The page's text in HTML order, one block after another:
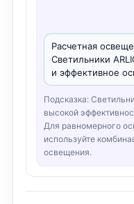
Расчетная
Светильники
и эффективное
Подсказка:
высокой
Для равномерного
используйте
освещения.